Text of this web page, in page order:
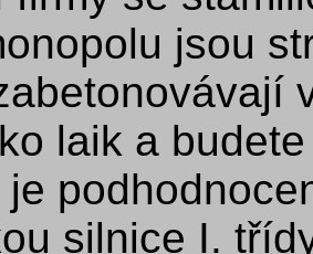
jsou
laik a
je
silnice I.